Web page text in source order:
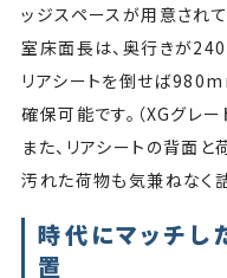
ッジスペースが用意され
室床面長は、奥行きが
リアシートを倒せば
確保可能です。（XGグレー
また、リアシートの背面
汚れた荷物も気兼ねなく
時代にマッチし
置